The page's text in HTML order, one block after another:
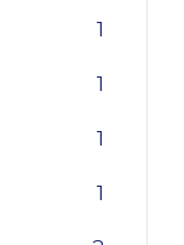
1
1
1
1